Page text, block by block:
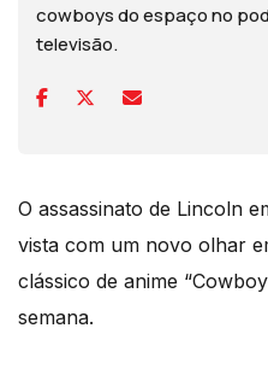
cowboys do espaço no
televisão.
O assassinato de Lincoln
vista com um novo olhar
clássico de anime
semana.